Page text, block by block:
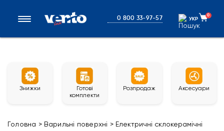
0 800 33-97-57 УКР
УКР
0
Знижки
Готові
комплекти
Розпродаж Аксесуари
Головна > Варильні поверхні > Електричні склокерамічні